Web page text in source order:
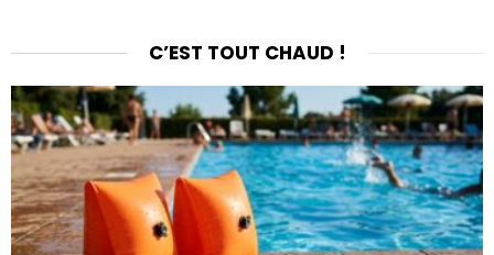
C’EST TOUT CHAUD !